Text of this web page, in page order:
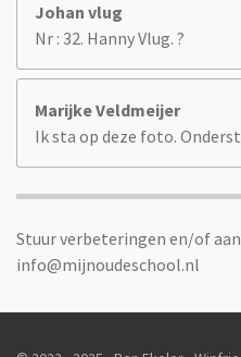
Johan vlug
Nr : 32. Hanny Vlug. ?
Marijke Veldmeijer
Ik sta op deze foto.
Stuur verbeteringen en/of
info@mijnoudeschool.nl